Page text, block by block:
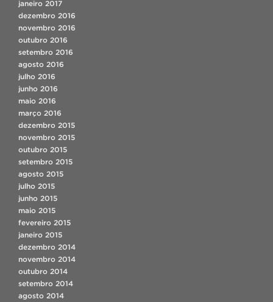
janeiro 2017
dezembro 2016
novembro 2016
outubro 2016
setembro 2016
agosto 2016
julho 2016
junho 2016
maio 2016
março 2016
dezembro 2015
novembro 2015
outubro 2015
setembro 2015
agosto 2015
julho 2015
junho 2015
maio 2015
fevereiro 2015
janeiro 2015
dezembro 2014
novembro 2014
outubro 2014
setembro 2014
agosto 2014